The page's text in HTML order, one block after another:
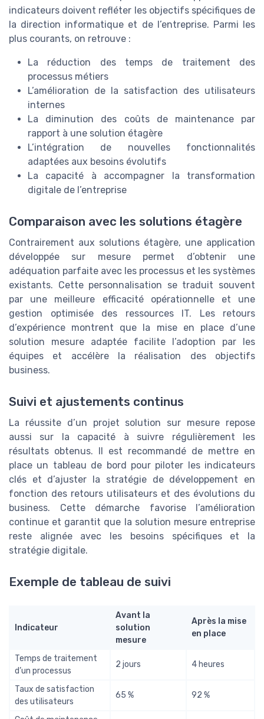
indicateurs doivent refléter les objectifs spécifiques de
la direction informatique et de l’entreprise. Parmi les
plus courants, on retrouve :
La réduction des temps de traitement des
processus métiers
L’amélioration de la satisfaction des utilisateurs
internes
La diminution des coûts de maintenance par
rapport à une solution étagère
L’intégration de nouvelles fonctionnalités
adaptées aux besoins évolutifs
La capacité à accompagner la transformation
digitale de l’entreprise
Comparaison avec les solutions étagère
Contrairement aux solutions étagère, une application
développée sur mesure permet d’obtenir une
adéquation parfaite avec les processus et les systèmes
existants. Cette personnalisation se traduit souvent
par une meilleure efficacité opérationnelle et une
gestion optimisée des ressources IT. Les retours
d’expérience montrent que la mise en place d’une
solution mesure adaptée facilite l’adoption par les
équipes et accélère la réalisation des objectifs
business.
Suivi et ajustements continus
La réussite d’un projet solution sur mesure repose
aussi sur la capacité à suivre régulièrement les
résultats obtenus. Il est recommandé de mettre en
place un tableau de bord pour piloter les indicateurs
clés et d’ajuster la stratégie de développement en
fonction des retours utilisateurs et des évolutions du
business. Cette démarche favorise l’amélioration
continue et garantit que la solution mesure entreprise
reste alignée avec les besoins spécifiques et la
stratégie digitale.
Exemple de tableau de suivi
Indicateur
Avant la
solution
mesure
Après la mise
en place
Temps de traitement
d’un processus
2 jours 4 heures
Taux de satisfaction
des utilisateurs
65 % 92 %